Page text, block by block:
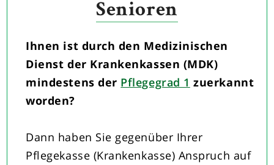
Senioren
Ihnen ist durch den Medizinischen
Dienst der Krankenkassen (MDK)
mindestens der Pflegegrad 1 zuerkannt
worden?
Dann haben Sie gegenüber Ihrer
Pflegekasse (Krankenkasse) Anspruch auf